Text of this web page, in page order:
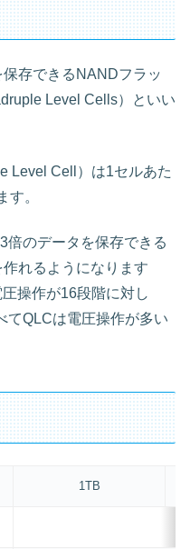
存できるNANDフラッ
Level Cells）といい
Level Cell）は1セルあた
す。
倍のデータを保存できる
れるようになります
操作が16段階に対し
てQLCは電圧操作が多い
1TB